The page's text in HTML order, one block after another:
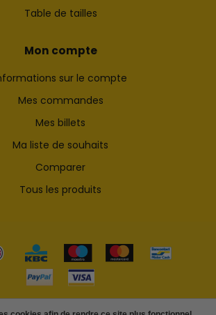
Table de tailles
Mon compte
sur le compte
Mes commandes
Mes billets
Ma liste de souhaits
Comparer
Tous les produits
© Copyright 2026